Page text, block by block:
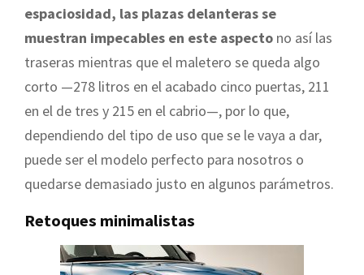
espaciosidad, las plazas delanteras se
muestran impecables en este aspecto no así las
traseras mientras que el maletero se queda algo
corto —278 litros en el acabado cinco puertas, 211
en el de tres y 215 en el cabrio—, por lo que,
dependiendo del tipo de uso que se le vaya a dar,
puede ser el modelo perfecto para nosotros o
quedarse demasiado justo en algunos parámetros.
Retoques minimalistas